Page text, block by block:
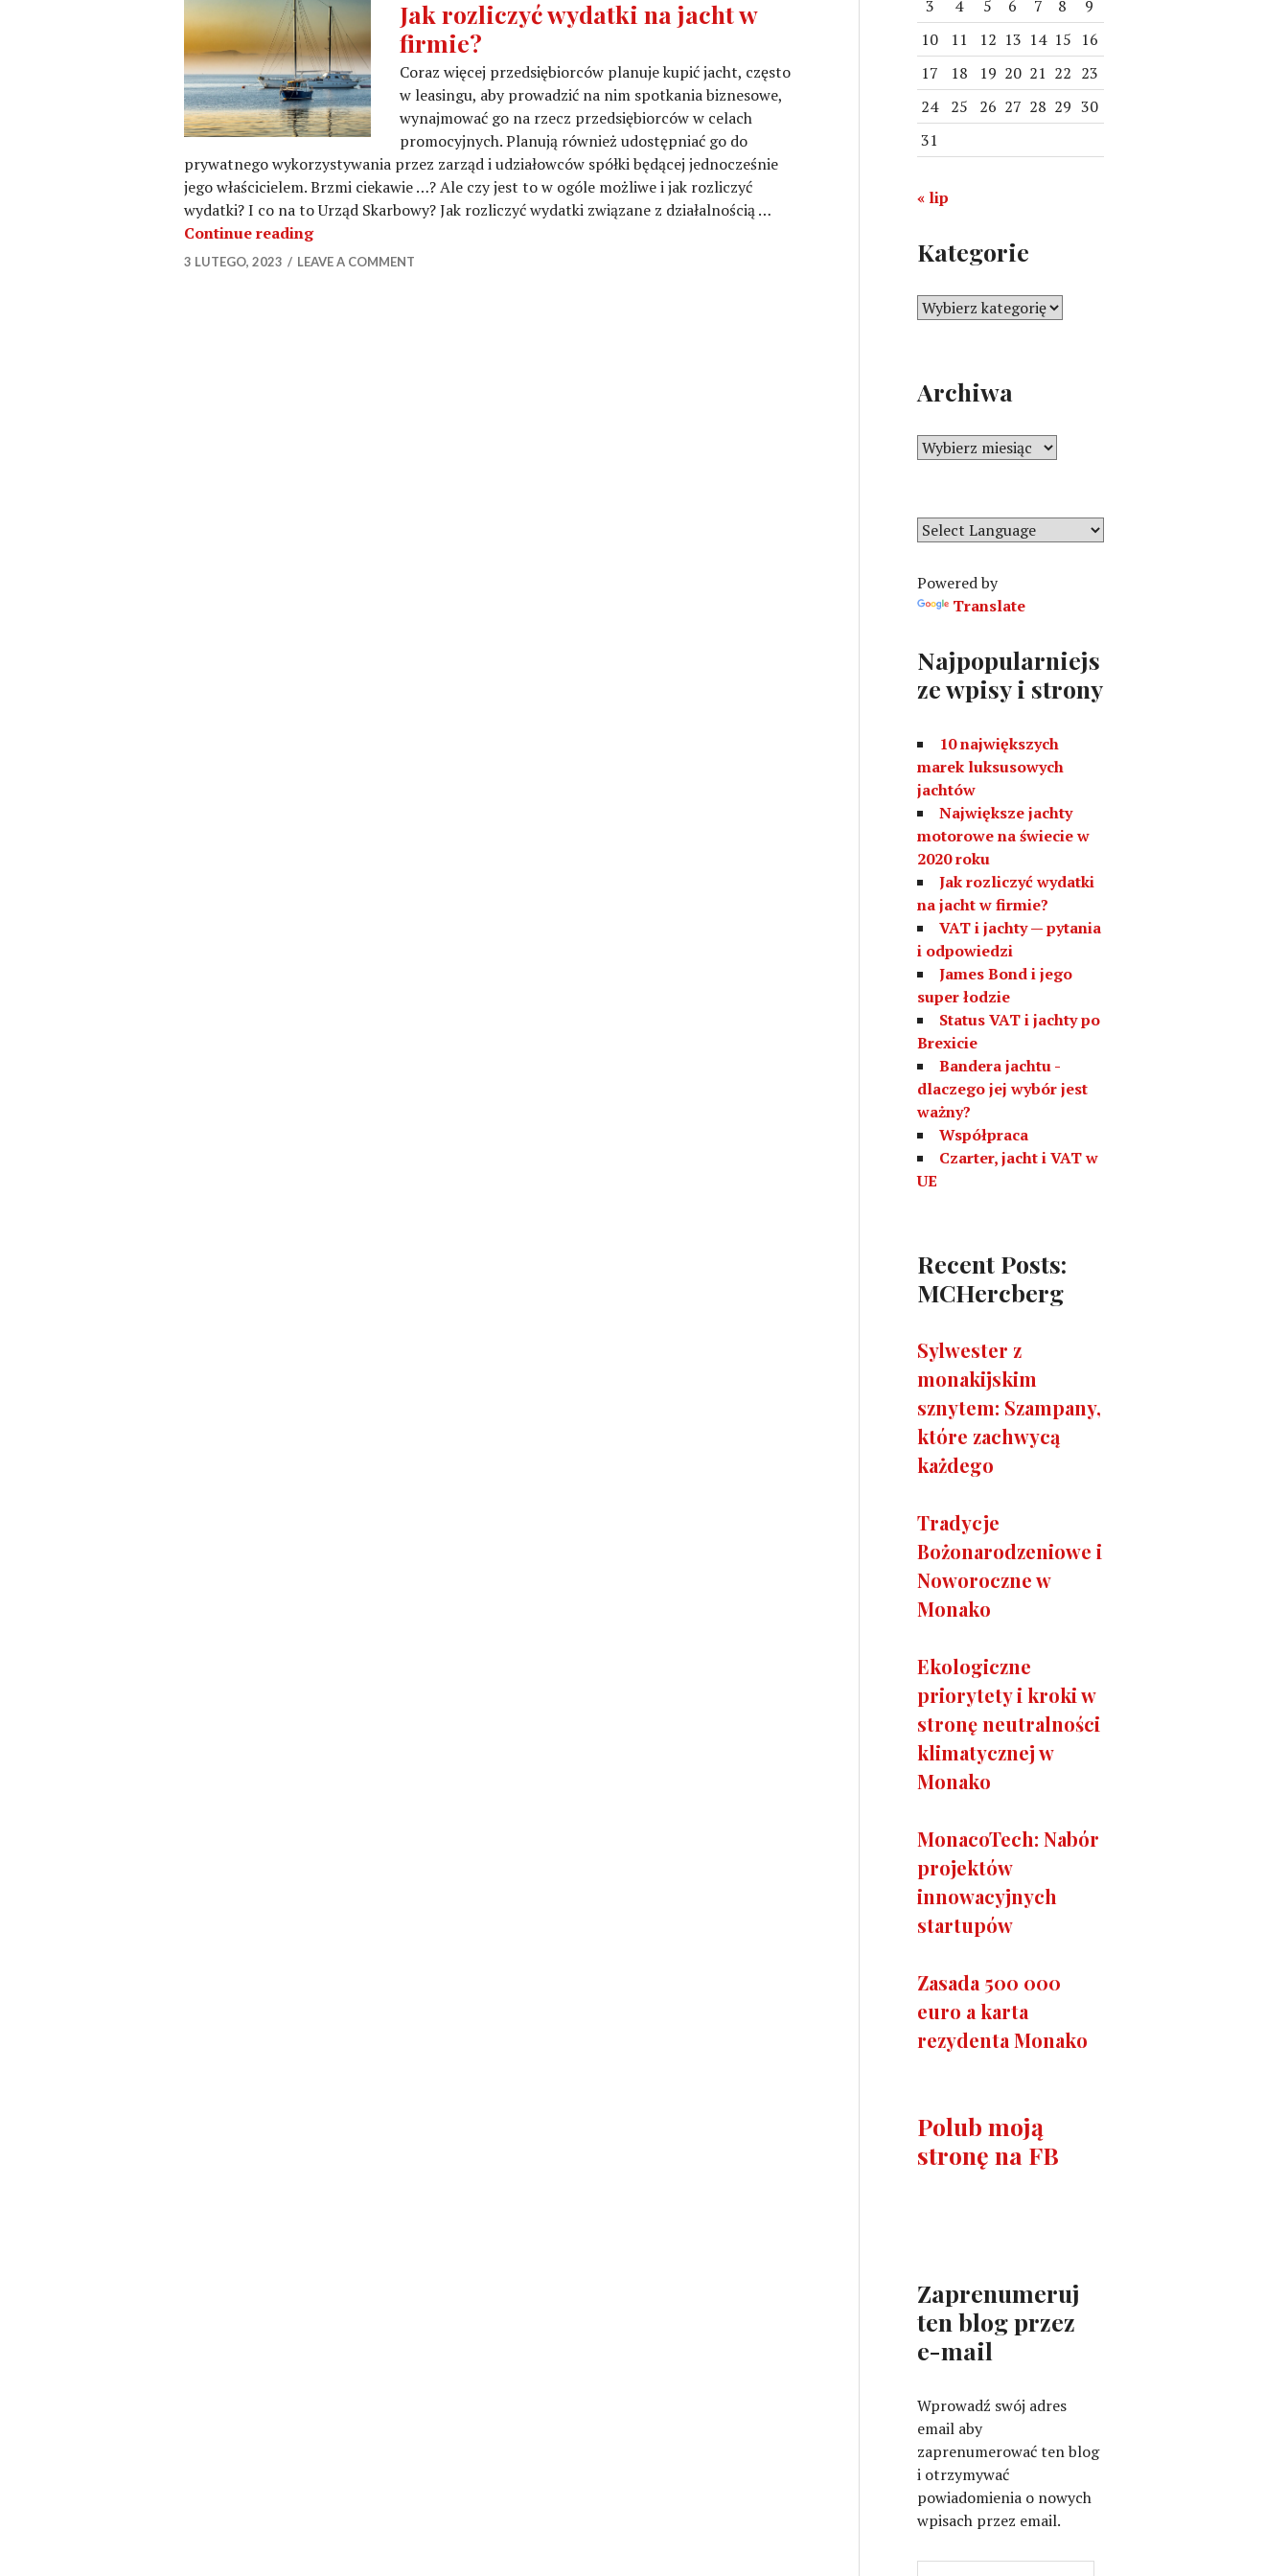
Jak rozliczyć wydatki na jacht w
firmie?
Coraz więcej przedsiębiorców planuje kupić jacht, często
w leasingu, aby prowadzić na nim spotkania biznesowe,
wynajmować go na rzecz przedsiębiorców w celach
promocyjnych. Planują również udostępniać go do
prywatnego wykorzystywania przez zarząd i udziałowców spółki będącej jednocześnie
jego właścicielem. Brzmi ciekawie …? Ale czy jest to w ogóle możliwe i jak rozliczyć
wydatki? I co na to Urząd Skarbowy? Jak rozliczyć wydatki związane z działalnością …
Continue readingJak rozliczyć wydatki na jacht w firmie?
3 LUTEGO, 2023 LEAVE A COMMENT
3
4 5 6 7 8
9
10
11 12 13 14 15 16
17
18 19 20 21 22 23
24
25 26 27 28 29 30
31
« lip
Kategorie
K
g
r
i
Archiwa
A
h
i
a
Powered by
Translate
Najpopularniejs
ze wpisy i strony
10 największych
marek luksusowych
jachtów
Największe jachty
motorowe na świecie w
2020 roku
Jak rozliczyć wydatki
na jacht w firmie?
VAT i jachty — pytania
i odpowiedzi
James Bond i jego
super łodzie
Status VAT i jachty po
Brexicie
Bandera jachtu -
dlaczego jej wybór jest
ważny?
Współpraca
Czarter, jacht i VAT w
UE
Recent Posts:
MCHercberg
Sylwester z
monakijskim
sznytem: Szampany,
które zachwycą
każdego
Tradycje
Bożonarodzeniowe i
Noworoczne w
Monako
Ekologiczne
priorytety i kroki w
stronę neutralności
klimatycznej w
Monako
MonacoTech: Nabór
projektów
innowacyjnych
startupów
Zasada 500 000
euro a karta
rezydenta Monako
Polub moją
stronę na FB
Zaprenumeruj
ten blog przez
e-mail
Wprowadź swój adres
email aby
zaprenumerować ten blog
i otrzymywać
powiadomienia o nowych
wpisach przez email.